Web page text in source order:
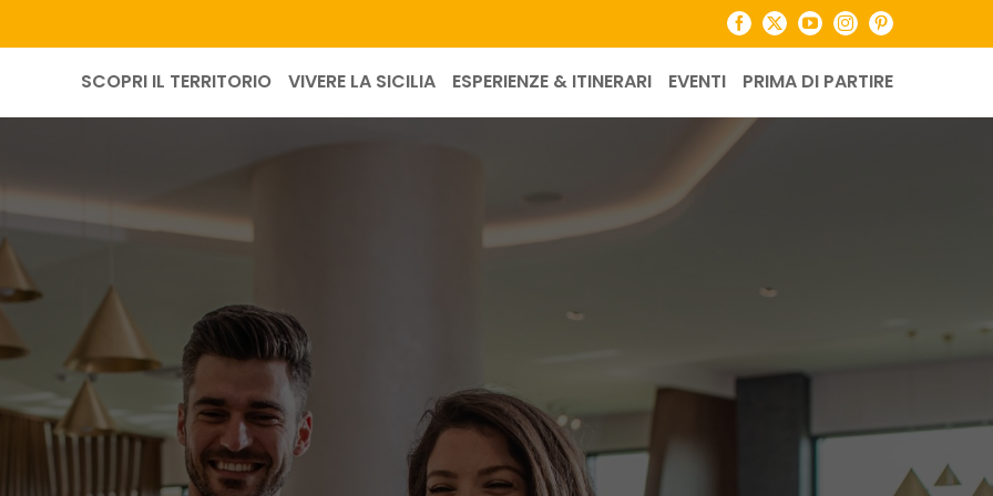
Facebook
X YouTubeInstagramPinterest
SCOPRI IL TERRITORIO VIVERE LA SICILIA ESPERIENZE & ITINERARI EVENTI PRIMA DI PARTIRE